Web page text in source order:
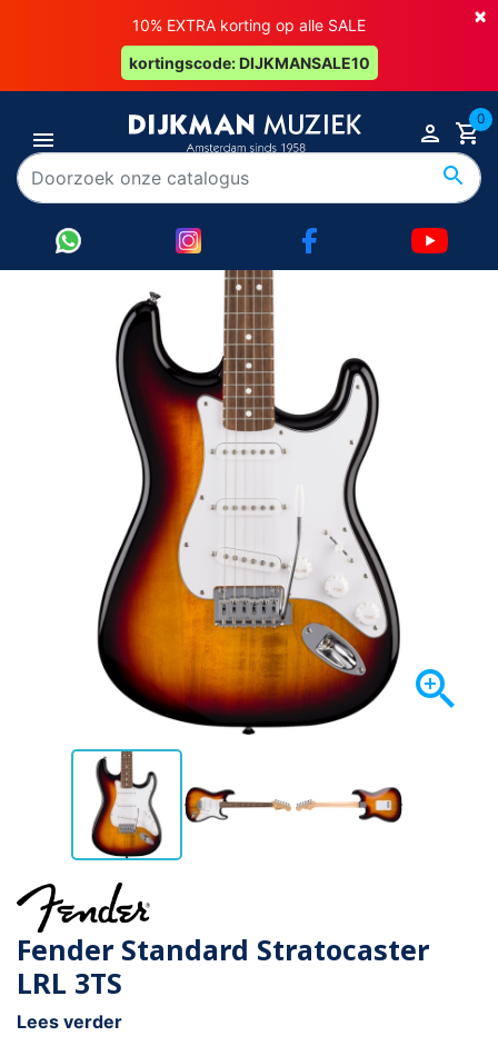
×
10% EXTRA korting op alle SALE
kortingscode: DIJKMANSALE10
0

Fender Standard Stratocaster
LRL 3TS
Lees verder